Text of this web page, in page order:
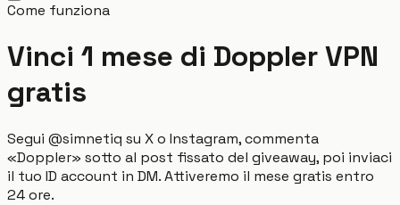
Come funziona
Vinci 1 mese di Doppler VPN
gratis
Segui @simnetiq su X o Instagram, commenta
«Doppler» sotto al post fissato del giveaway, poi inviaci
il tuo ID account in DM. Attiveremo il mese gratis entro
24 ore.